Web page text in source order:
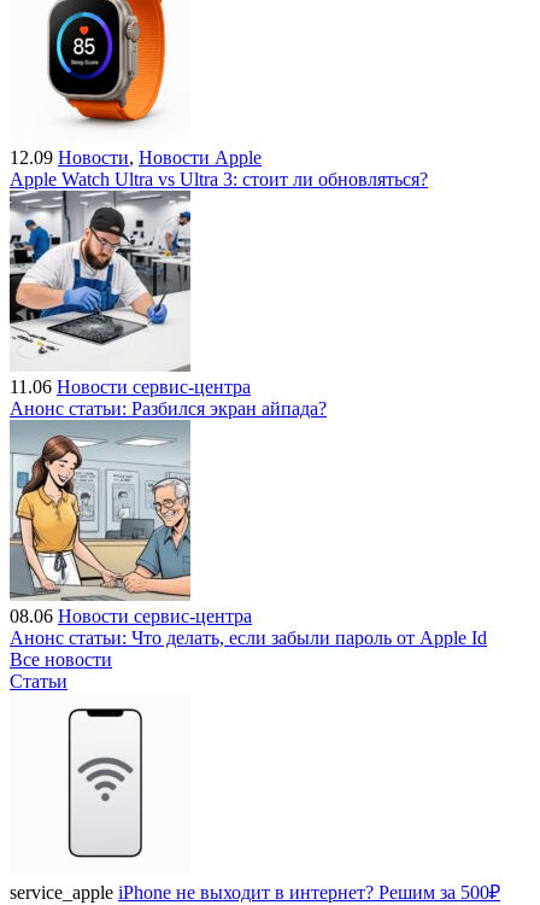
12.09 Новости, Новости Apple
Apple Watch Ultra vs Ultra 3: стоит ли обновляться?
11.06 Новости сервис-центра
Анонс статьи: Разбился экран айпада?
08.06 Новости сервис-центра
Анонс статьи: Что делать, если забыли пароль от Apple Id
Все новости
Статьи
service_apple iPhone не выходит в интернет? Решим за 500₽